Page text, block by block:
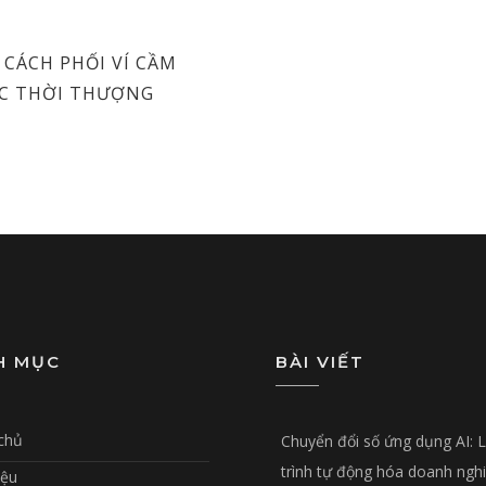
PHỐI VÍ CẦM
THỜI THƯỢNG
MỤC BÀI VIẾT
Chuyển đổi số ứng dụng AI:
trình tự động hóa doanh